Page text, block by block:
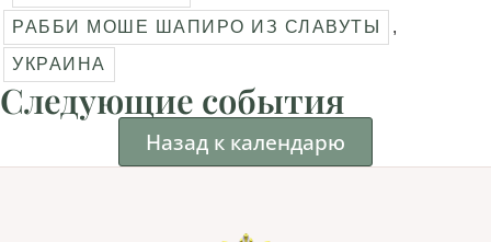
РАББИ МОШЕ ШАПИРО ИЗ СЛАВУТЫ
,
УКРАИНА
Следующие события
Назад к календарю